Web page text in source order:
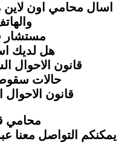
مستشار
هل لديك
قانون الاحوال
حالات سقوط
قانون الاحوال
محامي
يمكنكم التواصل معنا